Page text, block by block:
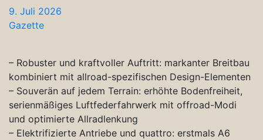
9. Juli 2026
Gazette
– Robuster und kraftvoller Auftritt: markanter Breitbau
kombiniert mit allroad-spezifischen Design-Elementen
– Souverän auf jedem Terrain: erhöhte Bodenfreiheit,
serienmäßiges Luftfederfahrwerk mit offroad-Modi
und optimierte Allradlenkung
– Elektrifizierte Antriebe und quattro: erstmals A6